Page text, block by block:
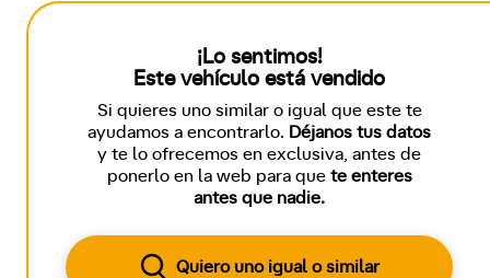
¡Lo sentimos!
Este vehículo está vendido
Si quieres uno similar o igual que este te
ayudamos a encontrarlo. Déjanos tus datos
y te lo ofrecemos en exclusiva, antes de
ponerlo en la web para que te enteres
antes que nadie.
Quiero uno igual o similar